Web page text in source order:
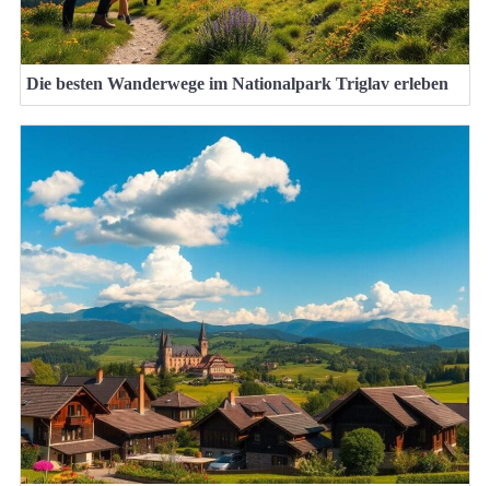
Die besten Wanderwege im Nationalpark Triglav erleben